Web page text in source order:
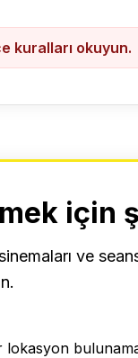
kuralları okuyun.
için
ve
lokasyon